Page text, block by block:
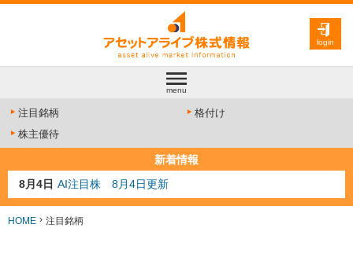
login
menu
注目銘柄
格付け
株主優待
新着情報
8月4日 AI注目株 8月4日更新
7月29日 日経225シグナル点灯
HOME 注目銘柄